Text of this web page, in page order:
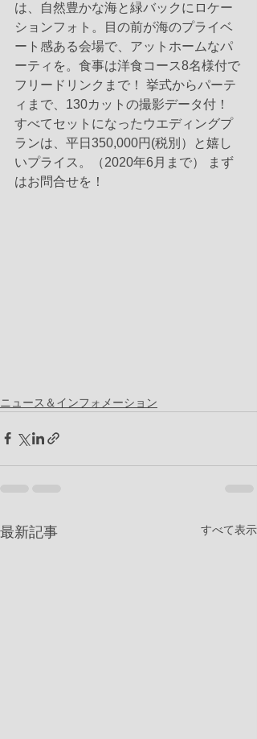
は、自然豊かな海と緑バックにロケー
ションフォト。目の前が海のプライベ
ート感ある会場で、アットホームなパ
ーティを。食事は洋食コース8名様付で
フリードリンクまで！ 挙式からパーテ
ィまで、130カットの撮影データ付！
すべてセットになったウエディングプ
ランは、平日350,000円(税別）と嬉し
いプライス。（2020年6月まで） まず
はお問合せを！
ニュース＆インフォメーション
最新記事 すべて表示